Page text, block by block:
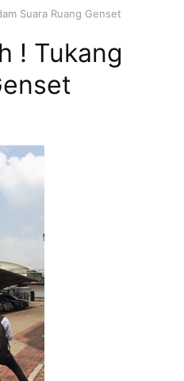
Suara Ruang Genset
! Tukang